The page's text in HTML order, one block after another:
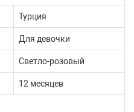
Турция
Для девочки
Светло-розовый
12 месяцев